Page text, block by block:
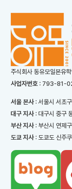
주식회사 동유모일본유
사업자번호 : 793-81-
서울 본사: 서울시 서초
대구 지사: 대구시 중구
부산 지사: 부산시 연제
도쿄 지사: 도쿄도 신주